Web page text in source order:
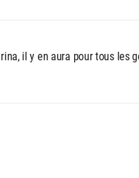
il y en aura pour tous les